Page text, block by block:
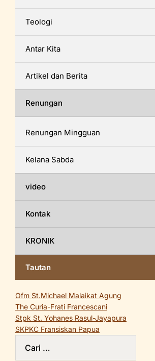
Teologi
Antar Kita
Artikel dan Berita
Renungan
Renungan Mingguan
Kelana Sabda
video
Kontak
KRONIK
Tautan
Ofm St.Michael Malaikat Agung
The Curia-Frati Francescani
Stpk St. Yohanes Rasul-Jayapura
SKPKC Fransiskan Papua